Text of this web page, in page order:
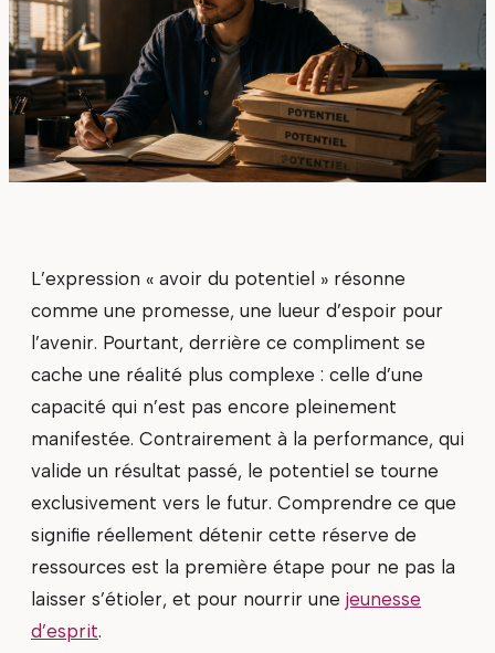
L’expression « avoir du potentiel » résonne
comme une promesse, une lueur d’espoir pour
l’avenir. Pourtant, derrière ce compliment se
cache une réalité plus complexe : celle d’une
capacité qui n’est pas encore pleinement
manifestée. Contrairement à la performance, qui
valide un résultat passé, le potentiel se tourne
exclusivement vers le futur. Comprendre ce que
signifie réellement détenir cette réserve de
ressources est la première étape pour ne pas la
laisser s’étioler, et pour nourrir une jeunesse
d’esprit.